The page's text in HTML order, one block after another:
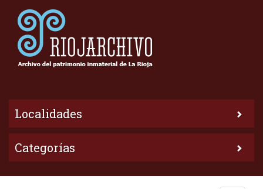
Localidades
Categorías